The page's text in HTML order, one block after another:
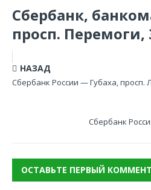
Сбербанк,
просп. Перемоги,
НАЗАД
Сбербанк России — Губаха, просп.
Сбербанк
ОСТАВЬТЕ ПЕРВЫЙ